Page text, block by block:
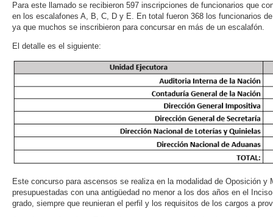
Para este llamado se recibieron 597 inscripciones de funcionarios que
en los escalafones A, B, C, D y E. En total fueron 368 los funcionarios
ya que muchos se inscribieron para concursar en más de un escalafón.
El detalle es el siguiente:
Este concurso para ascensos se realiza en la modalidad de Oposición
presupuestadas con una antigüedad no menor a los dos años en el
grado, siempre que reunieran el perfil y los requisitos de los cargos a